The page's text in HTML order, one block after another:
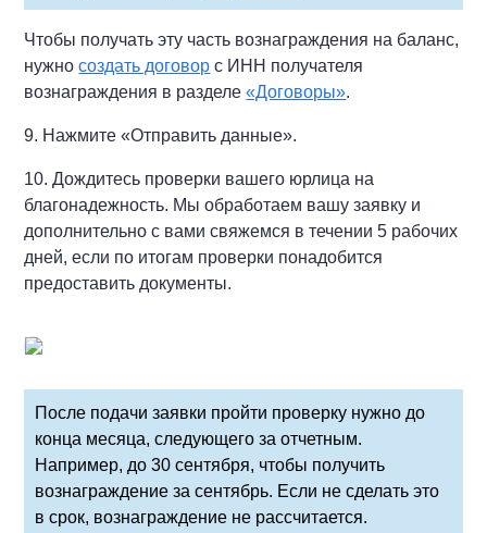
Чтобы получать эту часть вознаграждения на баланс,
нужносоздать договор с ИНН получателя
вознаграждения в разделе«Договоры».
9. Нажмите «Отправить данные».
10. Дождитесь проверки вашего юрлица на
благонадежность. Мы обработаем вашу заявку и
дополнительно с вами свяжемся в течении 5 рабочих
дней, если по итогам проверки понадобится
предоставить документы.
После подачи заявки пройти проверку нужно до
конца месяца, следующего за отчетным.
Например, до 30 сентября, чтобы получить
вознаграждение за сентябрь. Если не сделать это
в срок, вознаграждение не рассчитается.